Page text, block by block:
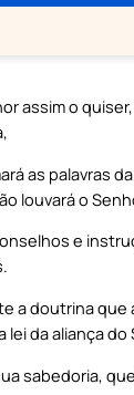
assim o
as palavras
louvará o
e
a doutrina que
lei da aliança do
sabedoria,